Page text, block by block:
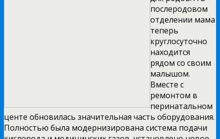
послеродовом
отделении мама
теперь
круглосуточно
находится
рядом со своим
малышом.
Вместе с
ремонтом в
перинатальном
центе обновилась значительная часть оборудования.
Полностью была модернизирована система подачи